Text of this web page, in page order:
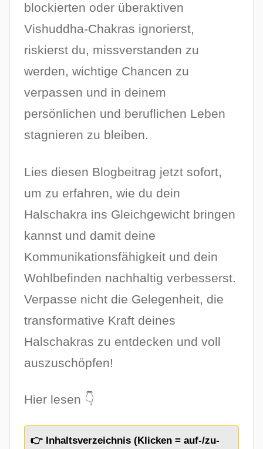
blockierten oder überaktiven
Vishuddha-Chakras ignorierst,
riskierst du, missverstanden zu
werden, wichtige Chancen zu
verpassen und in deinem
persönlichen und beruflichen Leben
stagnieren zu bleiben.
Lies diesen Blogbeitrag jetzt sofort,
um zu erfahren, wie du dein
Halschakra ins Gleichgewicht bringen
kannst und damit deine
Kommunikationsfähigkeit und dein
Wohlbefinden nachhaltig verbesserst.
Verpasse nicht die Gelegenheit, die
transformative Kraft deines
Halschakras zu entdecken und voll
auszuschöpfen!
Hier lesen 👇
👉 Inhaltsverzeichnis (Klicken = auf-/zu-